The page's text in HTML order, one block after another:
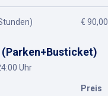
€ 90,00
Uhr
Preis